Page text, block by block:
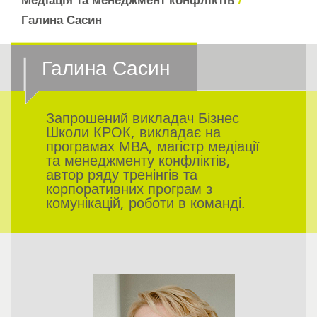
Галина Сасин
Галина Сасин
Запрошений викладач Бізнес
Школи КРОК, викладає на
програмах МВА, магістр медіації
та менеджменту конфліктів,
автор ряду тренінгів та
корпоративних програм з
комунікацій, роботи в команді.